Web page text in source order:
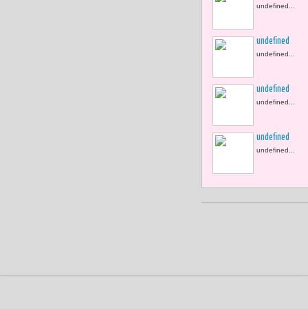
undefined...
undefined
undefined...
undefined
undefined...
undefined
undefined...